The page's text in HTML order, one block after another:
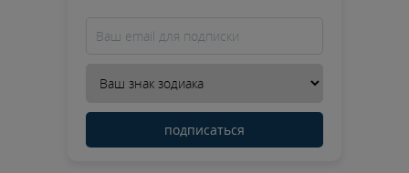
подписаться